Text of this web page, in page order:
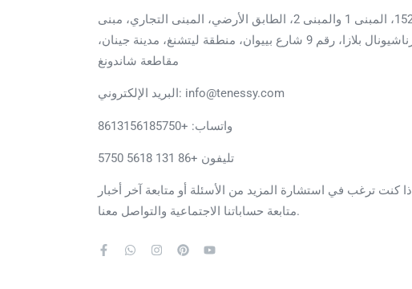
الغرفة 1523، الغرفة 1523، المبنى 1 والمبنى 2، الطابق الأرضي، المبنى التجاري، مبنى
رونغشنغ تايمز إنترناشيونال بلازا، رقم 9 شارع بييوان، منطقة ليتشنغ، مدينة جينان،
مقاطعة شاندونغ
البريد الإلكتروني: info@tenessy.com
واتساب: +8613156185750
تليفون +86 131 5618 5750
إذا كنت ترغب في استشارة المزيد من الأسئلة أو متابعة آخر أخبار TENESSY، يمكنك
متابعة حساباتنا الاجتماعية والتواصل معنا.